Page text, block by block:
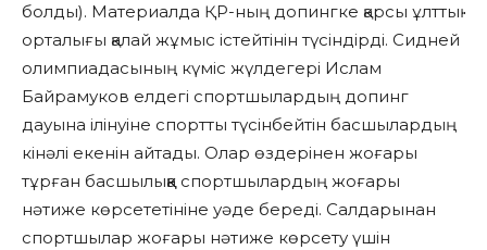
болды). Материалда ҚР-ның допингке қарсы ұлттық
орталығы қалай жұмыс істейтінін түсіндірді. Сидней
олимпиадасының күміс жүлдегері Ислам
Байрамуков елдегі спортшылардың допинг
дауына ілінуіне спортты түсінбейтін басшылардың
кінәлі екенін айтады. Олар өздерінен жоғары
тұрған басшылыққа спортшылардың жоғары
нәтиже көрсететініне уәде береді. Салдарынан
спортшылар жоғары нәтиже көрсету үшін